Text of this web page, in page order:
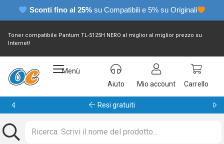
Sconti fino al 25% su Compatibili e 5% su Originali
Toner compatibile Pantum TL-5125H NERO al miglior al miglior prezzo su
Internet!
Menù
Aiuto
Mio account Carrello
Garanzia 24 mesi